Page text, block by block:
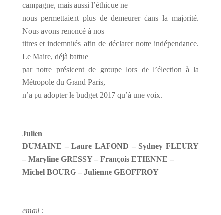
campagne, mais aussi l’éthique ne
nous permettaient plus de demeurer dans la majorité.
Nous avons renoncé à nos
titres et indemnités afin de déclarer notre indépendance.
Le Maire, déjà battue
par notre président de groupe lors de l’élection à la
Métropole du Grand Paris,
n’a pu adopter le budget 2017 qu’à une voix.
Julien
DUMAINE – Laure LAFOND – Sydney FLEURY
– Maryline GRESSY – François ETIENNE –
Michel BOURG – Julienne GEOFFROY
email :